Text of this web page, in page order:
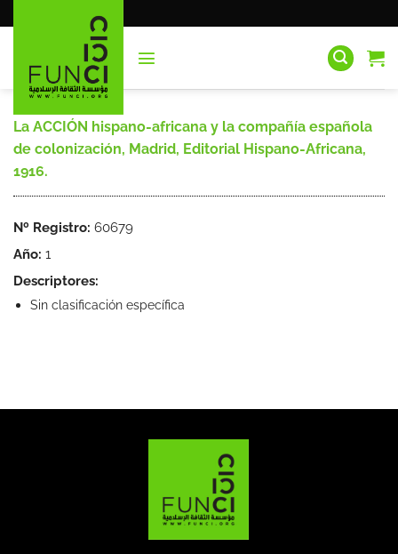
al
La ACCIÓN hispano-africana y la compañía española
de colonización, Madrid, Editorial Hispano-Africana,
1916.
Nº Registro: 60679
Año: 1
Descriptores:
Sin clasificación específica